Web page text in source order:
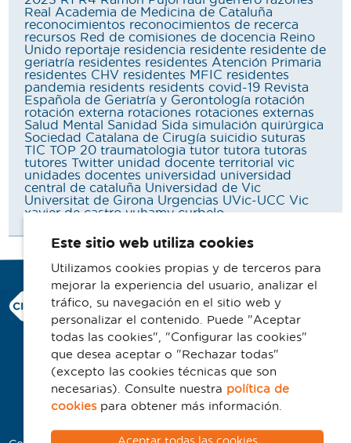
Real Academia de Medicina de Cataluña
reconocimientos reconocimientos de recerca
recursos Red de comisiones de docencia Reino
Unido reportaje residencia residente residente de
geriatría residentes residentes Atención Primaria
residentes CHV residentes MFIC residentes
pandemia residents residents covid-19 Revista
Española de Geriatría y Gerontología rotación
rotación externa rotaciones rotaciones externas
Salud Mental Sanidad Sida simulación quirúrgica
Sociedad Catalana de Cirugía suicidio suturas
TIC TOP 20 traumatologia tutor tutora tutoras
tutores Twitter unidad docente territorial vic
unidades docentes universidad universidad
central de cataluña Universidad de Vic
Universitat de Girona Urgencias UVic-UCC Vic
xavier de castro yuhamy curbelo
Consorci Hospitalari de Vic
Carrer Francesc Pla 'El Vigatà', 1
08500 Vic
Telefono 93 702 77 16
Contacto
Aviso legal
Política de cookies
Este sitio web utiliza cookies
Utilizamos cookies propias y de terceros para
mejorar la experiencia del usuario, analizar el
tráfico, su navegación en el sitio web y
personalizar el contenido. Puede "Aceptar
todas las cookies", "Configurar las cookies"
que desea aceptar o "Rechazar todas"
(excepto las cookies técnicas que son
necesarias). Consulte nuestra política de
cookiespara obtener más información.